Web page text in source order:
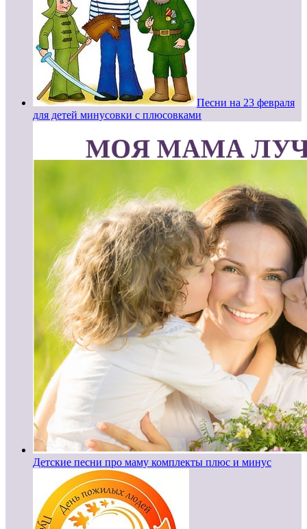
Песни на 23 февраля
для детей минусовки с плюсовками
Детские песни про маму комплекты плюс и минус